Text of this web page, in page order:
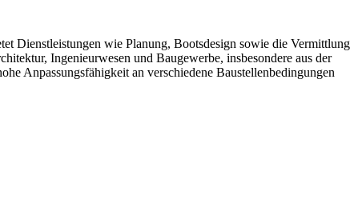
Dienstleistungen wie Planung, Bootsdesign sowie die Vermittlung
Ingenieurwesen und Baugewerbe, insbesondere aus der
Anpassungsfähigkeit an verschiedene Baustellenbedingungen